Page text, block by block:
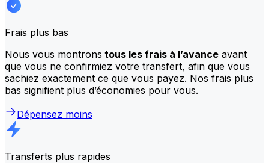
Frais plus bas
Nous vous montrons tous les frais à l’avance avant
que vous ne confirmiez votre transfert, afin que vous
sachiez exactement ce que vous payez. Nos frais plus
bas signifient plus d’économies pour vous.
Dépensez moins
Transferts plus rapides